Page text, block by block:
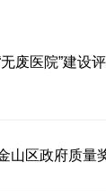
废医院”建设
山区政府质量